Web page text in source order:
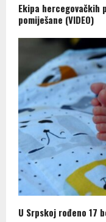
Ekipa
pomiješane (VIDEO)
U Srpskoj rođeno 17